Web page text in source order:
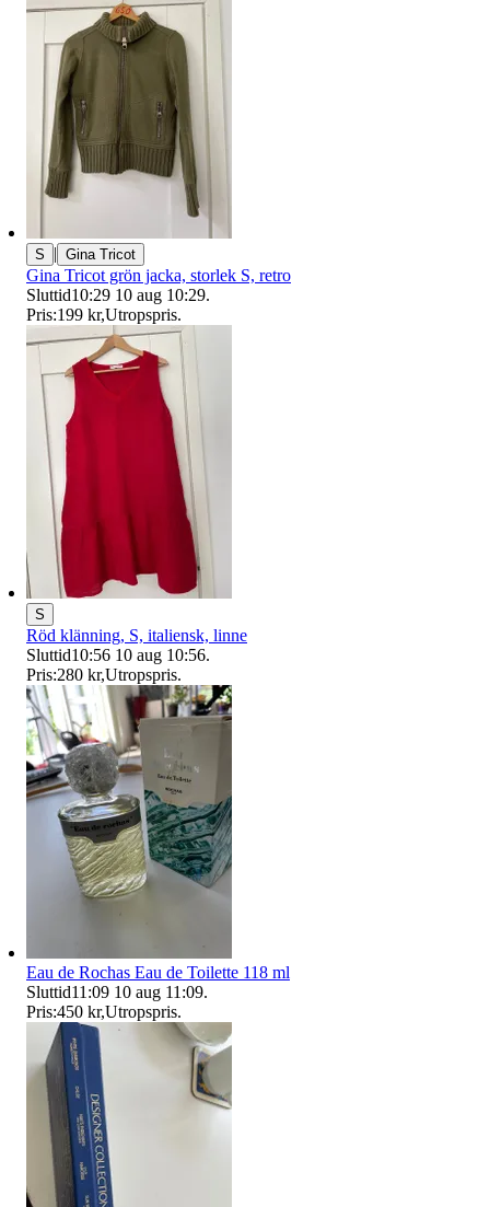
S | Gina Tricot
Gina Tricot grön jacka, storlek S, retro
Sluttid10:29 10 aug 10:29.
Pris:199 kr,Utropspris.
S
Röd klänning, S, italiensk, linne
Sluttid10:56 10 aug 10:56.
Pris:280 kr,Utropspris.
Eau de Rochas Eau de Toilette 118 ml
Sluttid11:09 10 aug 11:09.
Pris:450 kr,Utropspris.